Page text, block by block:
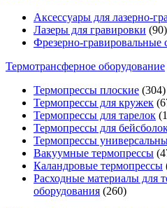
Аксессуары для лазерно-
Лазеры для гравировки (90)
Фрезерно-гравировальные
Термотрансферное оборудование
Термопрессы плоские (304)
Термопрессы для кружек
Термопрессы для тарелок
Термопрессы для
Термопрессы
Вакуумные термопрессы
Каландровые термопрессы
Расходные материалы для
оборудования (260)